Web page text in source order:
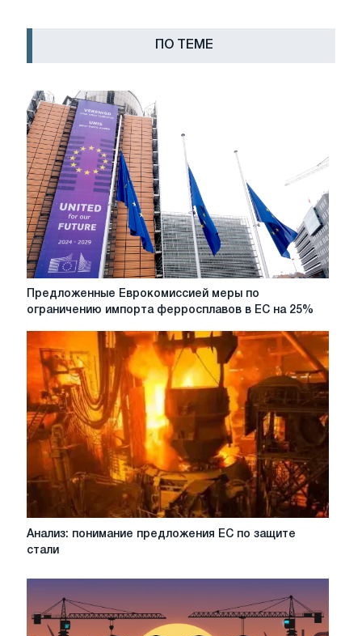
ПО ТЕМЕ
Предложенные
ограничению
импорта
ферросплавов
в
ЕС
на
25%
Предложенные Еврокомиссией меры по
ограничению импорта ферросплавов в ЕС на 25%
Анализ:
ЕС
защите
стали
Анализ: понимание предложения ЕС по защите
стали